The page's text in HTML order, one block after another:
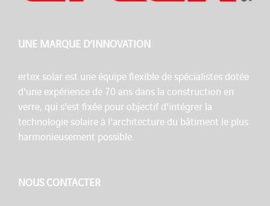
UNE MARQUE D’INNOVATION
ertex solar est une équipe flexible de spécialistes dotée
d'une expérience de 70 ans dans la construction en
verre, qui s'est fixée pour objectif d'intégrer la
technologie solaire à l'architecture du bâtiment le plus
harmonieusement possible.
NOUS CONTACTER